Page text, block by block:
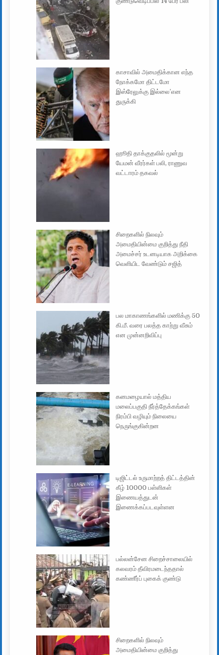
காசாவில் அமைதிக்கான எந்த
நோக்கமோ திட்டமோ
இஸ்ரேலுக்கு இல்லை’என
துருக்கி
ஹூதி தாக்குதலில் மூன்று
யேமன் வீரர்கள் பலி, ராணுவ
வட்டாரம் தகவல்
சிறைகளில் நிலவும்
அமைதியின்மை குறித்து நீதி
அமைச்சர் உடனடியாக அறிக்கை
வெளியிட வேண்டும் சஜித்
பல மாகாணங்களில் மணிக்கு 50
கி.மீ. வரை பலத்த காற்று வீசும்
என முன்னறிவிப்பு
கனமழையால் மத்திய
மலைப்பகுதி நீர்த்தேக்கங்கள்
நிரம்பி வழியும் நிலையை
நெருங்குகின்றன
டிஜிட்டல் உருமாற்றத் திட்டத்தின்
கீழ் 10000 பள்ளிகள்
இணையத்துடன்
இணைக்கப்படவுள்ளன
பல்லன்சேன சிறைச்சாலையில்
கலவரம் தீவிரமடைந்ததால்
கண்ணீர்ப் புகைக் குண்டு
சிறைகளில் நிலவும்
அமைதியின்மை குறித்து